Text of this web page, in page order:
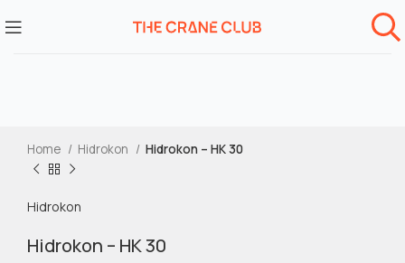
Home Hidrokon Hidrokon – HK 30
Hidrokon
Hidrokon – HK 30